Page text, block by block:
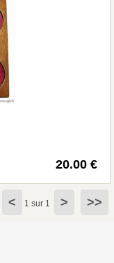
20.00 €
< 1 sur 1 > >>